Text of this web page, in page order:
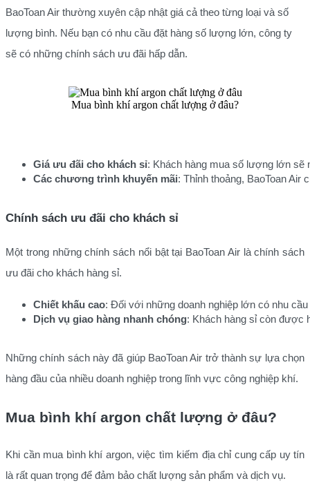
BaoToan Air thường xuyên cập nhật giá cả theo từng loại và số
lượng bình. Nếu bạn có nhu cầu đặt hàng số lượng lớn, công ty
sẽ có những chính sách ưu đãi hấp dẫn.
Mua bình khí argon chất lượng ở đâu?
Giá ưu đãi cho khách sỉ: Khách hàng mua số lượng lớn sẽ
Các chương trình khuyến mãi: Thỉnh thoảng, BaoToan
Chính sách ưu đãi cho khách sỉ
Một trong những chính sách nổi bật tại BaoToan Air là chính sách
ưu đãi cho khách hàng sỉ.
Chiết khấu cao: Đối với những doanh nghiệp lớn có nhu
Dịch vụ giao hàng nhanh chóng: Khách hàng sỉ còn được
Những chính sách này đã giúp BaoToan Air trở thành sự lựa chọn
hàng đầu của nhiều doanh nghiệp trong lĩnh vực công nghiệp khí.
Mua bình khí argon chất lượng ở đâu?
Khi cần mua bình khí argon, việc tìm kiếm địa chỉ cung cấp uy tín
là rất quan trọng để đảm bảo chất lượng sản phẩm và dịch vụ.